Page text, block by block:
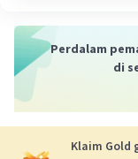
Beri
Perdalam
di
Klaim Gold